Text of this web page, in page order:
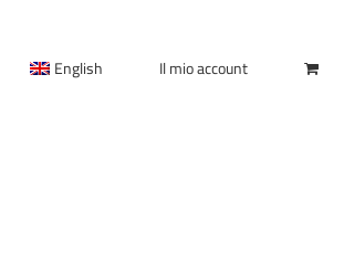
English Il mio account